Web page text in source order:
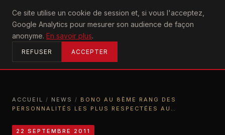
Ce site utilise un cookie de session et, si vous l'acceptez,
Google Analytics pour mesurer son audience de façon
anonyme. En savoir plus.
REFUSER ACCEPTER
U2achtung
ACCUEIL
ACCUEIL / NEWS / BONO AU 8ÈME RANG DES
PERSONNALITÉS LES PLUS RESPECTÉES AU…
22 SEPTEMBRE 2011